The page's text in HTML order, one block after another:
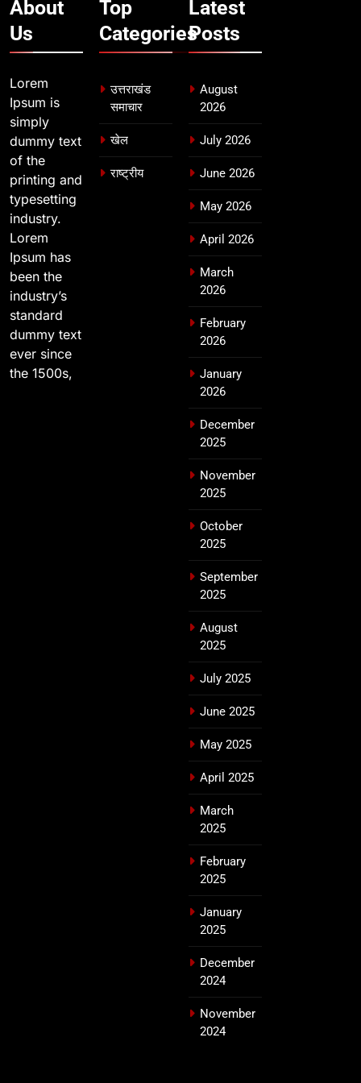
About
Us
Lorem
Ipsum is
simply
dummy text
of the
printing and
typesetting
industry.
Lorem
Ipsum has
been the
industry’s
standard
dummy text
ever since
the 1500s,
Top
Categories
उत्तराखंड
समाचार
खेल
राष्ट्रीय
Latest
Posts
August
2026
July 2026
June 2026
May 2026
April 2026
March
2026
February
2026
January
2026
December
2025
November
2025
October
2025
September
2025
August
2025
July 2025
June 2025
May 2025
April 2025
March
2025
February
2025
January
2025
December
2024
November
2024